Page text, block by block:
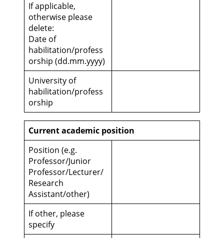
If applicable,
otherwise please
delete:
Date of
habilitation/profess
orship (dd.mm.yyyy)
University of
habilitation/profess
orship
Current academic position
Position (e.g.
Professor/Junior
Professor/Lecturer/
Research
Assistant/other)
If other, please
specify